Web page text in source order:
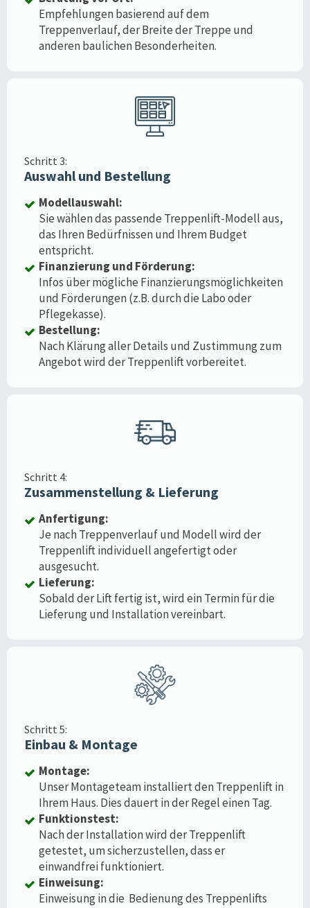
Empfehlungen basierend auf dem
Treppenverlauf, der Breite der Treppe und
anderen baulichen Besonderheiten.
Schritt 3:
Auswahl und Bestellung
Modellauswahl:
Sie wählen das passende Treppenlift-Modell aus,
das Ihren Bedürfnissen und Ihrem Budget
entspricht.
Finanzierung und Förderung:
Infos über mögliche Finanzierungsmöglichkeiten
und Förderungen (z.B. durch die Labo oder
Pflegekasse).
Bestellung:
Nach Klärung aller Details und Zustimmung zum
Angebot wird der Treppenlift vorbereitet.
Schritt 4:
Zusammenstellung & Lieferung
Anfertigung:
Je nach Treppenverlauf und Modell wird der
Treppenlift individuell angefertigt oder
ausgesucht.
Lieferung:
Sobald der Lift fertig ist, wird ein Termin für die
Lieferung und Installation vereinbart.
Schritt 5:
Einbau & Montage
Montage:
Unser Montageteam installiert den Treppenlift in
Ihrem Haus. Dies dauert in der Regel einen Tag.
Funktionstest:
Nach der Installation wird der Treppenlift
getestet, um sicherzustellen, dass er
einwandfrei funktioniert.
Einweisung:
Einweisung in die Bedienung des Treppenlifts